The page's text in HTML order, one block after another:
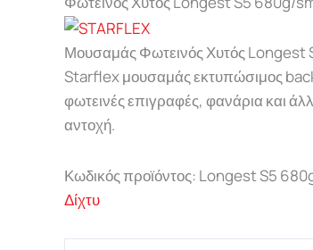
Μουσαμάς Φωτεινός Χυτός Longest
Starflex μουσαμάς εκτυπώσιμος
φωτεινές επιγραφές, φανάρια και
αντοχή.
Κωδικός προϊόντος: Longest S5
Δίχτυ